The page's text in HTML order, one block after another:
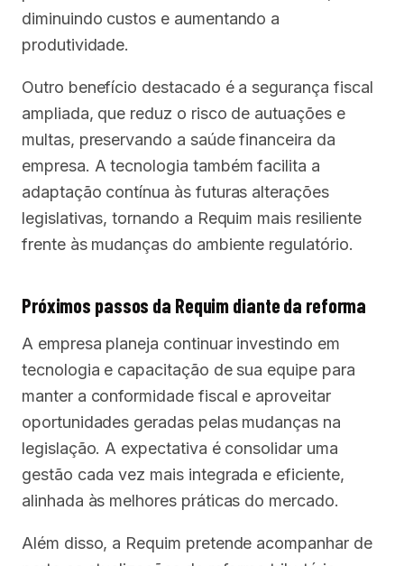
diminuindo custos e aumentando a
produtividade.
Outro benefício destacado é a segurança fiscal
ampliada, que reduz o risco de autuações e
multas, preservando a saúde financeira da
empresa. A tecnologia também facilita a
adaptação contínua às futuras alterações
legislativas, tornando a Requim mais resiliente
frente às mudanças do ambiente regulatório.
Próximos passos da Requim diante da reforma
A empresa planeja continuar investindo em
tecnologia e capacitação de sua equipe para
manter a conformidade fiscal e aproveitar
oportunidades geradas pelas mudanças na
legislação. A expectativa é consolidar uma
gestão cada vez mais integrada e eficiente,
alinhada às melhores práticas do mercado.
Além disso, a Requim pretende acompanhar de